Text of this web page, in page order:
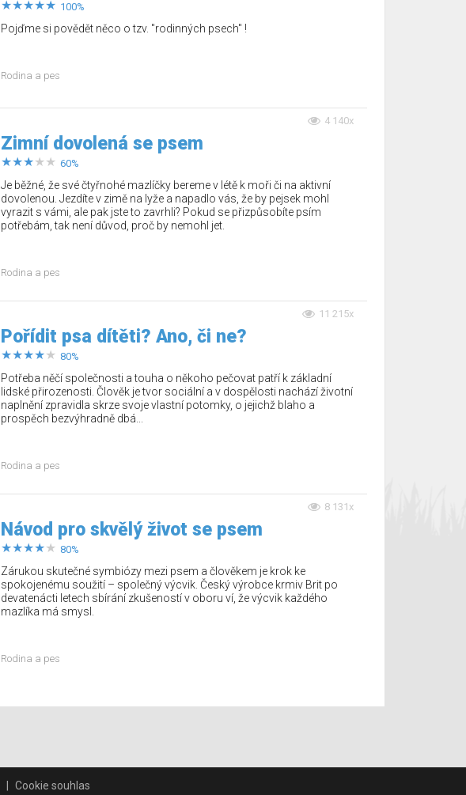
100%
Pojďme si povědět něco o tzv. "rodinných psech" !
Rodina a pes
4 140x
Zimní dovolená se psem
60%
Je běžné, že své čtyřnohé mazlíčky bereme v létě k moři či na aktivní
dovolenou. Jezdíte v zimě na lyže a napadlo vás, že by pejsek mohl
vyrazit s vámi, ale pak jste to zavrhli? Pokud se přizpůsobíte psím
potřebám, tak není důvod, proč by nemohl jet.
Rodina a pes
11 215x
Pořídit psa dítěti? Ano, či ne?
80%
Potřeba něčí společnosti a touha o někoho pečovat patří k základní
lidské přirozenosti. Člověk je tvor sociální a v dospělosti nachází životní
naplnění zpravidla skrze svoje vlastní potomky, o jejichž blaho a
prospěch bezvýhradně dbá...
Rodina a pes
8 131x
Návod pro skvělý život se psem
80%
Zárukou skutečné symbiózy mezi psem a člověkem je krok ke
spokojenému soužití – společný výcvik. Český výrobce krmiv Brit po
devatenácti letech sbírání zkušeností v oboru ví, že výcvik každého
mazlíka má smysl.
Rodina a pes
Cookie souhlas